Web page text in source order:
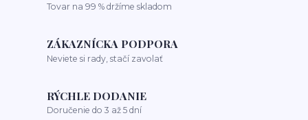
Tovar na 99 % držíme skladom
ZÁKAZNÍCKA PODPORA
Neviete si rady, stačí zavolať
RÝCHLE DODANIE
Doručenie do 3 až 5 dní